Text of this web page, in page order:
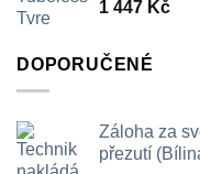
1 447 Kč
DOPORUČENÉ
Záloha za
přezutí